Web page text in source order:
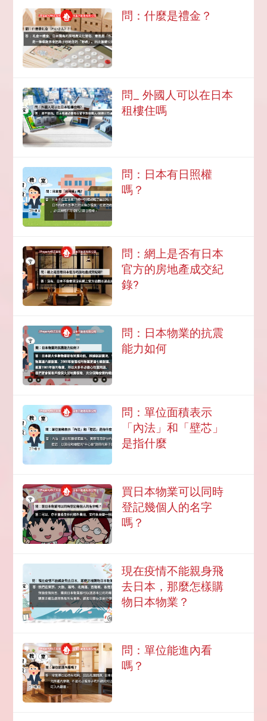
問：什麼是禮金？
問_ 外國人可以在日本
租樓住嗎
問：日本有日照權
嗎？
問：網上是否有日本
官方的房地產成交紀
錄?
問：日本物業的抗震
能力如何
問：單位面積表示
「內法」和「壁芯」
是指什麼
買日本物業可以同時
登記幾個人的名字
嗎？
現在疫情不能親身飛
去日本，那麼怎樣購
物日本物業？
問：單位能進內看
嗎？